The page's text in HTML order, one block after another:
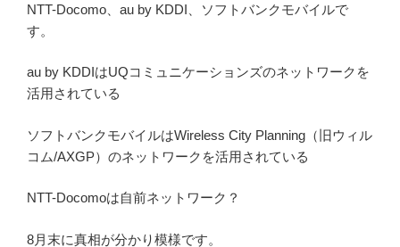
NTT-Docomo、au by KDDI、ソフトバンクモバイルで
す。
au by KDDIはUQコミュニケーションズのネットワークを
活用されている
ソフトバンクモバイルはWireless City Planning（旧ウィル
コム/AXGP）のネットワークを活用されている
NTT-Docomoは自前ネットワーク？
8月末に真相が分かり模様です。